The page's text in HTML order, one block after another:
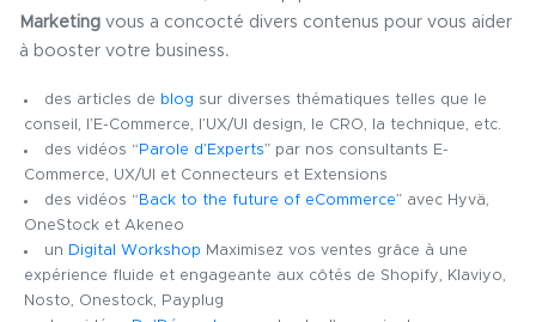
Marketing vous a concocté divers contenus pour vous aider
à booster votre business.
des articles de blog sur diverses thématiques telles que le
conseil, l’E-Commerce, l’UX/UI design, le CRO, la technique, etc.
des vidéos “ Parole d’Experts” par nos consultants E-
Commerce, UX/UI et Connecteurs et Extensions
des vidéos “ Back to the future of eCommerce” avec Hyvä,
OneStock et Akeneo
un Digital Workshop Maximisez vos ventes grâce à une
expérience fluide et engageante aux côtés de Shopify, Klaviyo,
Nosto, Onestock, Payplug